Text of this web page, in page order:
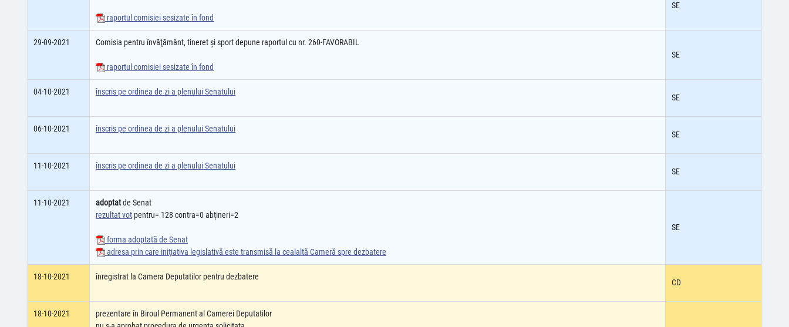
raportul comisiei sesizate în fond
SE
29-09-2021 Comisia pentru învăţământ, tineret şi sport depune raportul cu nr. 260-FAVORABIL
raportul comisiei sesizate în fond
SE
04-10-2021 înscris pe ordinea de zi a plenului Senatului
SE
06-10-2021 înscris pe ordinea de zi a plenului Senatului
SE
11-10-2021 înscris pe ordinea de zi a plenului Senatului
SE
11-10-2021 adoptatde Senat
rezultat vot pentru= 128 contra=0 abțineri=2
forma adoptată de Senat
adresa prin care iniţiativa legislativă este transmisă la cealaltă Cameră spre dezbatere
SE
18-10-2021 înregistrat la Camera Deputatilor pentru dezbatere
CD
18-10-2021
prezentare în Biroul Permanent al Camerei Deputatilor